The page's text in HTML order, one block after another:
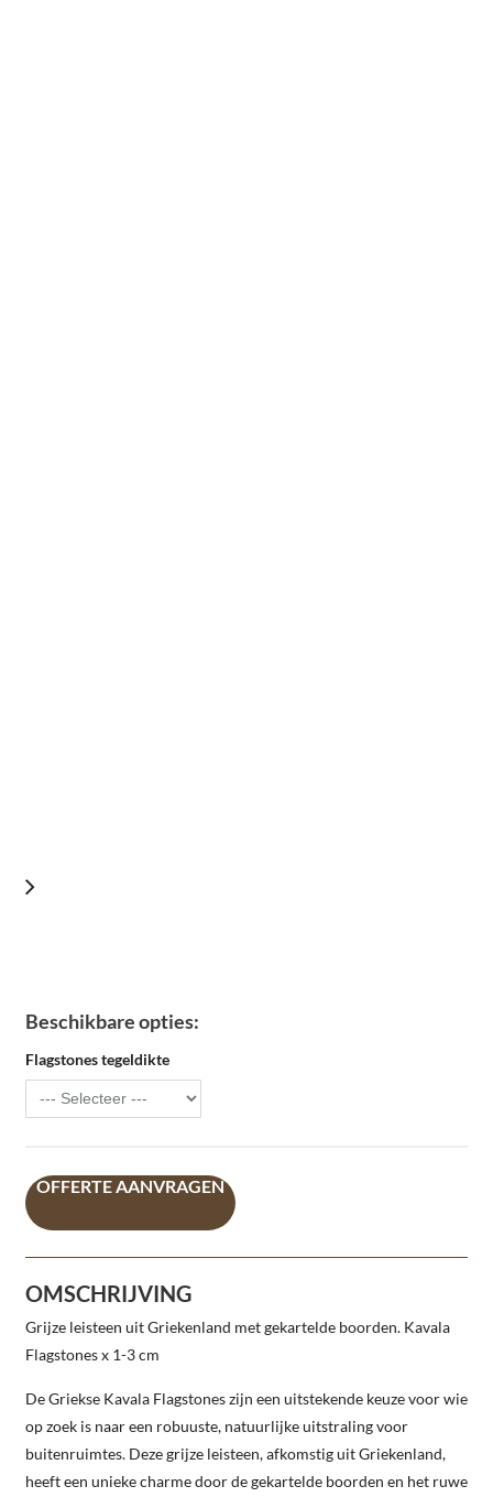
Beschikbare opties:
Flagstones tegeldikte
OFFERTE AANVRAGEN
OMSCHRIJVING
Grijze leisteen uit Griekenland met gekartelde boorden. Kavala
Flagstones x 1-3 cm
De Griekse Kavala Flagstones zijn een uitstekende keuze voor wie
op zoek is naar een robuuste, natuurlijke uitstraling voor
buitenruimtes. Deze grijze leisteen, afkomstig uit Griekenland,
heeft een unieke charme door de gekartelde boorden en het ruwe